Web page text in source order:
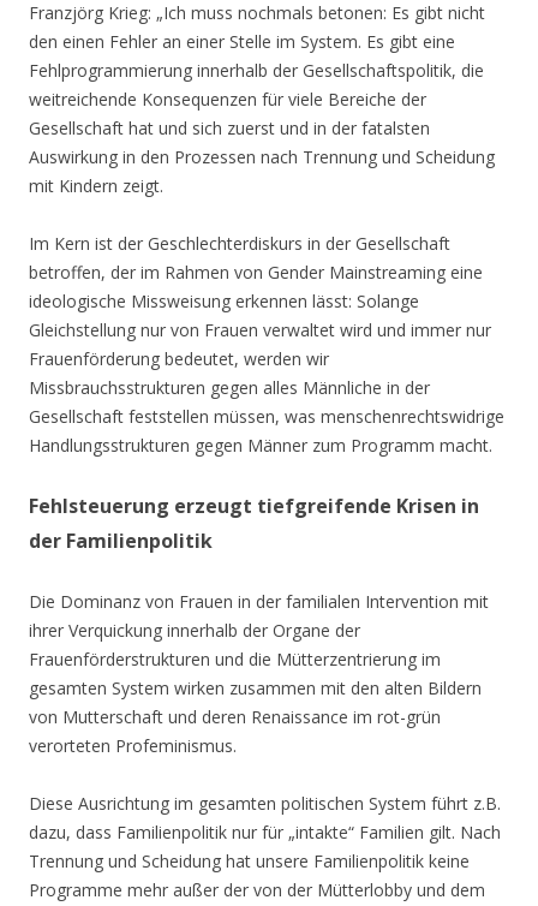
Franzjörg Krieg: „Ich muss nochmals betonen: Es gibt nicht
den einen Fehler an einer Stelle im System. Es gibt eine
Fehlprogrammierung innerhalb der Gesellschaftspolitik, die
weitreichende Konsequenzen für viele Bereiche der
Gesellschaft hat und sich zuerst und in der fatalsten
Auswirkung in den Prozessen nach Trennung und Scheidung
mit Kindern zeigt.
Im Kern ist der Geschlechterdiskurs in der Gesellschaft
betroffen, der im Rahmen von Gender Mainstreaming eine
ideologische Missweisung erkennen lässt: Solange
Gleichstellung nur von Frauen verwaltet wird und immer nur
Frauenförderung bedeutet, werden wir
Missbrauchsstrukturen gegen alles Männliche in der
Gesellschaft feststellen müssen, was menschenrechtswidrige
Handlungsstrukturen gegen Männer zum Programm macht.
Fehlsteuerung erzeugt tiefgreifende Krisen in
der Familienpolitik
Die Dominanz von Frauen in der familialen Intervention mit
ihrer Verquickung innerhalb der Organe der
Frauenförderstrukturen und die Mütterzentrierung im
gesamten System wirken zusammen mit den alten Bildern
von Mutterschaft und deren Renaissance im rot-grün
verorteten Profeminismus.
Diese Ausrichtung im gesamten politischen System führt z.B.
dazu, dass Familienpolitik nur für „intakte“ Familien gilt. Nach
Trennung und Scheidung hat unsere Familienpolitik keine
Programme mehr außer der von der Mütterlobby und dem